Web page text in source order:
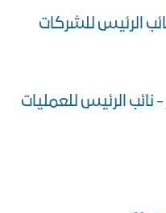
الرئيس للشركات